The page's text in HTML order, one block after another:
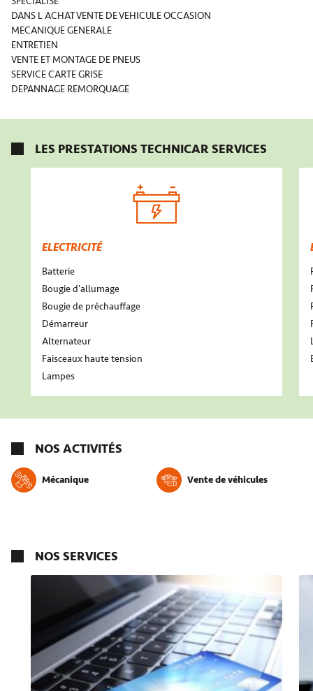
DANS L ACHAT VENTE DE VEHICULE OCCASION
MECANIQUE GENERALE
ENTRETIEN
VENTE ET MONTAGE DE PNEUS
SERVICE CARTE GRISE
DEPANNAGE REMORQUAGE
LES PRESTATIONS TECHNICAR SERVICES
ELECTRICITÉ
Batterie
Bougie d'allumage
Bougie de préchauffage
Démarreur
Alternateur
Faisceaux haute tension
Lampes
NOS ACTIVITÉS
Mécanique Vente de véhicules
NOS SERVICES